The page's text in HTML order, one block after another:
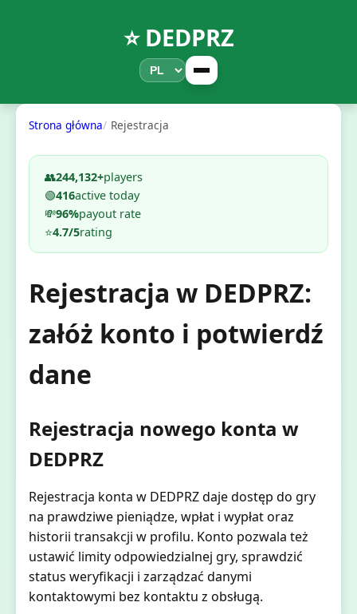
⭐ DEDPRZ
Strona główna Rejestracja
👥244,132+players
🟢416active today
💸96%payout rate
⭐4.7/5rating
Rejestracja w DEDPRZ:
załóż konto i potwierdź
dane
Rejestracja nowego konta w
DEDPRZ
Rejestracja konta w DEDPRZ daje dostęp do gry
na prawdziwe pieniądze, wpłat i wypłat oraz
historii transakcji w profilu. Konto pozwala też
ustawić limity odpowiedzialnej gry, sprawdzić
status weryfikacji i zarządzać danymi
kontaktowymi bez kontaktu z obsługą.